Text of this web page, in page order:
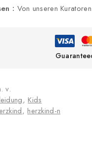
: Von unseren
v.
,Kids
,herzkind-n